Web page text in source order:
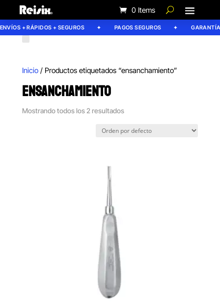
0 Items
+ RÁPIDOS + SEGUROS PAGOS SEGUROS GARANTÍA
Inicio/ Productos etiquetados “ensanchamiento”
ENSANCHAMIENTO
Mostrando todos los 2 resultados